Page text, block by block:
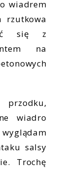
wiadrem
rzutkowa
się z
na
przodku,
wiadro
salsy
Trochę